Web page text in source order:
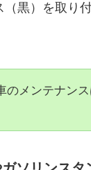
（黒）を取り
のメンテナン